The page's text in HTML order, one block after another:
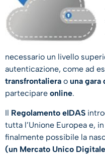
necessario un livello
autenticazione, come ad
transfrontaliera o una gara
partecipare online.
Il Regolamento eIDAS
tutta l’Unione Europea e,
finalmente possibile la
(un Mercato Unico